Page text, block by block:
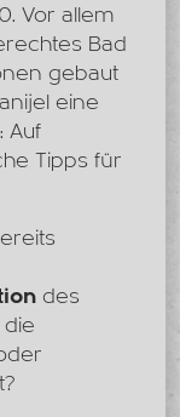
Vor allem
Bad
gebaut
eine
Auf
Tipps für
des